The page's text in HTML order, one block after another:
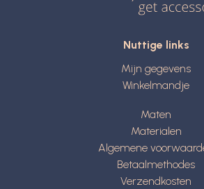
Nuttige links
Mijn gegevens
Winkelmandje
Maten
Materialen
Algemene
Betaalmethodes
Verzendkosten